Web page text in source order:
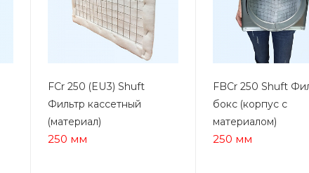
FCr 250 (EU3) Shuft
Фильтр кассетный
(материал)
250 мм
FBCr 250 Shuft
бокс (корпус с
материалом)
250 мм